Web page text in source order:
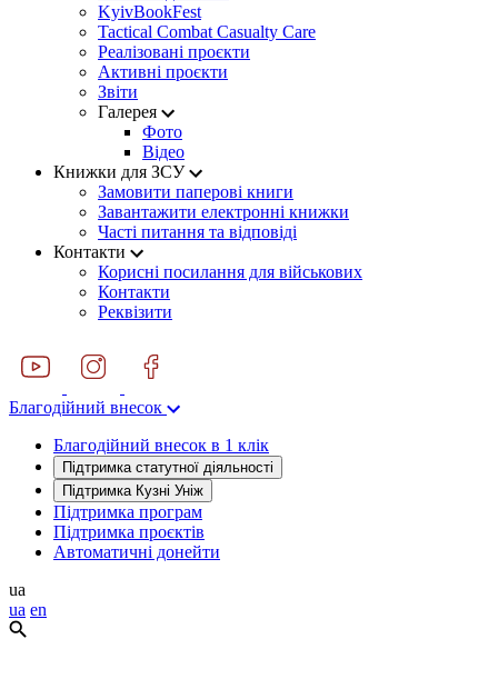
KyivBookFest
Tactical Combat Casualty Care
Реалізовані проєкти
Активні проєкти
Звіти
Галерея
Фото
Відео
Книжки для ЗСУ
Замовити паперові книги
Завантажити електронні книжки
Часті питання та відповіді
Контакти
Корисні посилання для військових
Контакти
Реквізити
Благодійний внесок
Благодійний внесок в 1 клік
Підтримка статутної діяльності
Підтримка Кузні Уніж
Підтримка програм
Підтримка проєктів
Автоматичні донейти
ua
ua en